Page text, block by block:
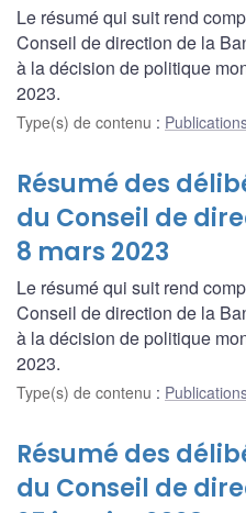
Le résumé qui suit rend
Conseil de direction de la
à la décision de politique
2023.
Type(s) de contenu :
Résumé des
du Conseil de
8 mars 2023
Le résumé qui suit rend
Conseil de direction de la
à la décision de politique
2023.
Type(s) de contenu :
Résumé des
du Conseil de